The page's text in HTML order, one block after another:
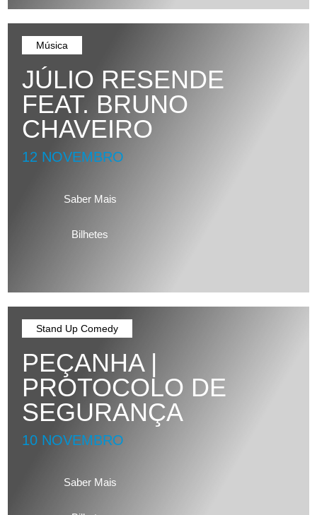
Música
JÚLIO RESENDE
FEAT. BRUNO
CHAVEIRO
12 NOVEMBRO
Saber Mais
Bilhetes
Stand Up Comedy
PEÇANHA |
PROTOCOLO DE
SEGURANÇA
10 NOVEMBRO
Saber Mais